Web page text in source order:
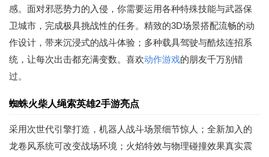
感。面对邪恶势力的入侵，你需要运用各种特殊技能与武器保
卫城市，完成极具挑战性的任务。精致的3D场景搭配流畅的动
作设计，带来沉浸式的战斗体验；多种载具驾驶与酷炫连招系
统，让每次出击都充满变数。喜欢动作游戏的朋友千万别错
过。
蜘蛛火柴人绳索英雄2手游亮点
采用次世代引擎打造，机器人战斗场景细节惊人；全新加入的
龙卷风系统可改变战场环境；火焰特效与物理碰撞效果真实震